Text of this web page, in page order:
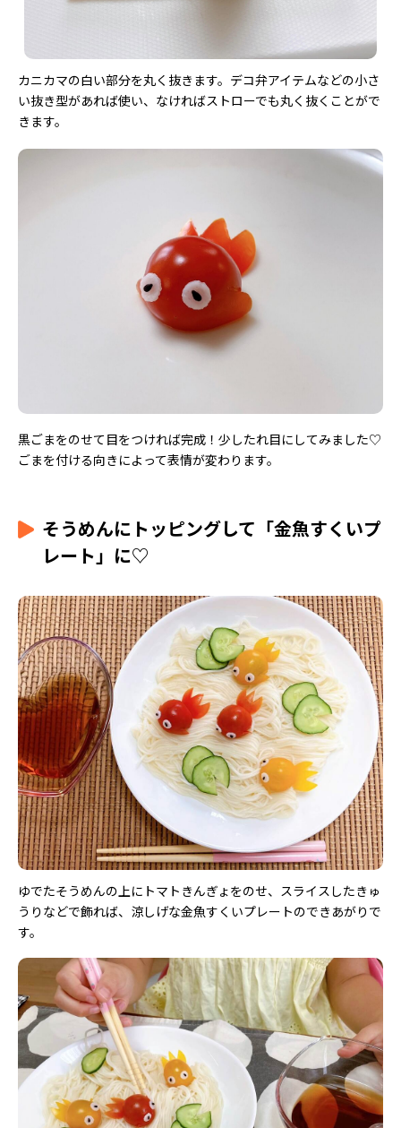
カニカマの白い部分を丸く抜きます。デコ弁アイテムなどの小さ
い抜き型があれば使い、なければストローでも丸く抜くことがで
きます。
黒ごまをのせて目をつければ完成！少したれ目にしてみました♡
ごまを付ける向きによって表情が変わります。
そうめんにトッピングして「金魚すくいプ
レート」に♡
ゆでたそうめんの上にトマトきんぎょをのせ、スライスしたきゅ
うりなどで飾れば、涼しげな金魚すくいプレートのできあがりで
す。